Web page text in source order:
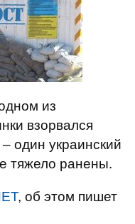
из
взорвался
один украинский
тяжело ранены.
, об этом пишет